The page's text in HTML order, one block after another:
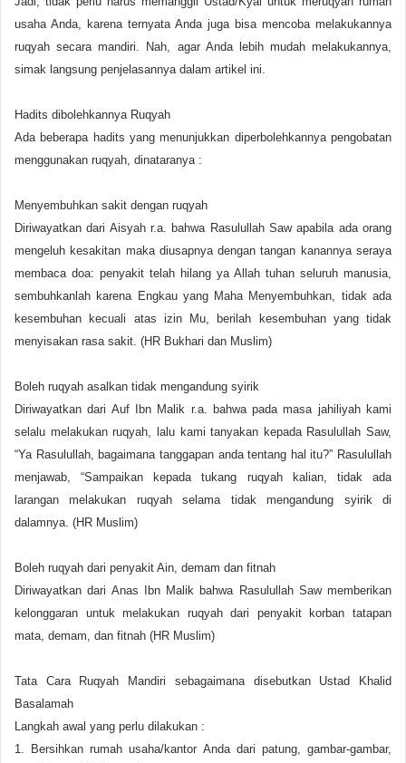
usaha Anda, karena ternyata Anda juga bisa mencoba melakukannya
ruqyah secara mandiri. Nah, agar Anda lebih mudah melakukannya,
simak langsung penjelasannya dalam artikel ini.
Hadits dibolehkannya Ruqyah
Ada beberapa hadits yang menunjukkan diperbolehkannya pengobatan
menggunakan ruqyah, dinataranya :
Menyembuhkan sakit dengan ruqyah
Diriwayatkan dari Aisyah r.a. bahwa Rasulullah Saw apabila ada orang
mengeluh kesakitan maka diusapnya dengan tangan kanannya seraya
membaca doa: penyakit telah hilang ya Allah tuhan seluruh manusia,
sembuhkanlah karena Engkau yang Maha Menyembuhkan, tidak ada
kesembuhan kecuali atas izin Mu, berilah kesembuhan yang tidak
menyisakan rasa sakit. (HR Bukhari dan Muslim)
Boleh ruqyah asalkan tidak mengandung syirik
Diriwayatkan dari Auf Ibn Malik r.a. bahwa pada masa jahiliyah kami
selalu melakukan ruqyah, lalu kami tanyakan kepada Rasulullah Saw,
“Ya Rasulullah, bagaimana tanggapan anda tentang hal itu?” Rasulullah
menjawab, “Sampaikan kepada tukang ruqyah kalian, tidak ada
larangan melakukan ruqyah selama tidak mengandung syirik di
dalamnya. (HR Muslim)
Boleh ruqyah dari penyakit Ain, demam dan fitnah
Diriwayatkan dari Anas Ibn Malik bahwa Rasulullah Saw memberikan
kelonggaran untuk melakukan ruqyah dari penyakit korban tatapan
mata, demam, dan fitnah (HR Muslim)
Tata Cara Ruqyah Mandiri sebagaimana disebutkan Ustad Khalid
Basalamah
Langkah awal yang perlu dilakukan :
1. Bersihkan rumah usaha/kantor Anda dari patung, gambar-gambar,